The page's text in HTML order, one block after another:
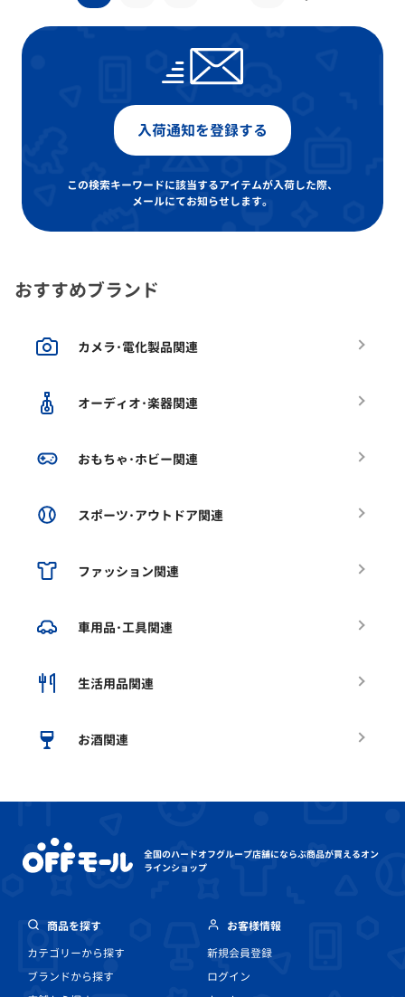
入荷通知を登録する
この検索キーワードに該当するアイテムが入荷した際、
メールにてお知らせします。
おすすめブランド
カメラ･電化製品関連
オーディオ･楽器関連
おもちゃ･ホビー関連
スポーツ･アウトドア関連
ファッション関連
車用品･工具関連
生活用品関連
お酒関連
全国のハードオフグループ店舗にならぶ商品が買えるオン
ラインショップ
商品を探す
カテゴリーから探す
ブランドから探す
お客様情報
新規会員登録
ログイン